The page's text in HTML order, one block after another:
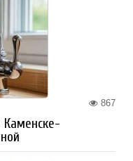
867
Каменске-